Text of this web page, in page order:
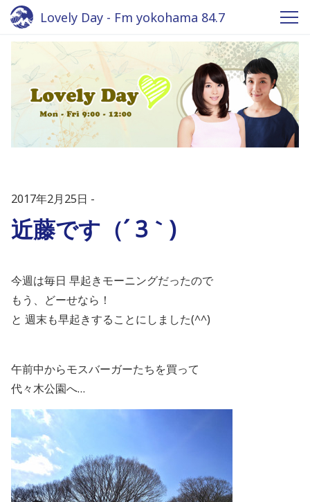
Lovely Day - Fm yokohama 84.7
2017年2月25日
近藤です（´ 3｀)
今週は毎日 早起きモーニングだったので
もう、どーせなら！
と 週末も早起きすることにしました(^^)
午前中からモスバーガーたちを買って
代々木公園へ…